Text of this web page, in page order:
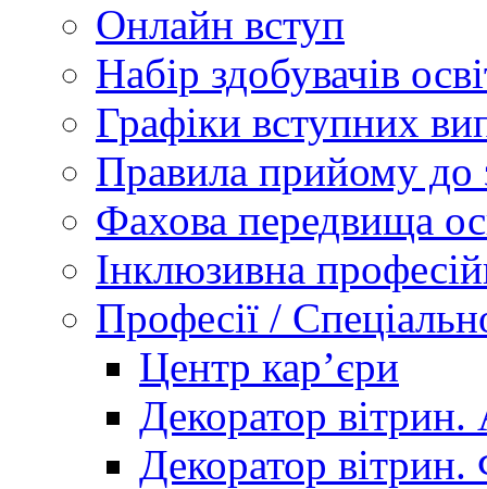
Онлайн вступ
Набір здобувачів
Графіки вступних
Правила прийому до
Фахова передвища
Інклюзивна
Професії /
Центр кар’єри
Декоратор вітрин.
Декоратор вітрин.